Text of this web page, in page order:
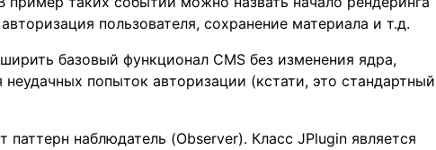
пользователя, сохранение материала и т.д.
базовый функционал CMS без изменения ядра,
попыток авторизации (кстати, это стандартный
паттерн наблюдатель (Observer). Класс JPlugin является